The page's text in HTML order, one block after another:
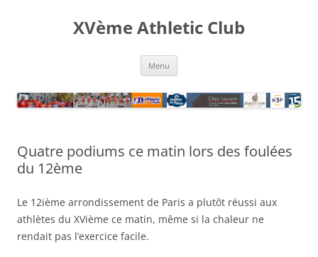
XVème Athletic Club
Menu
Quatre podiums ce matin lors des foulées
du 12ème
Le 12ième arrondissement de Paris a plutôt réussi aux
athlètes du XVième ce matin, même si la chaleur ne
rendait pas l’exercice facile.